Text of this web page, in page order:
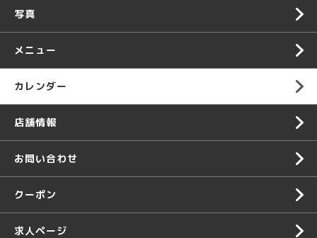
写真
メニュー
カレンダー
店舗情報
お問い合わせ
クーポン
求人ページ